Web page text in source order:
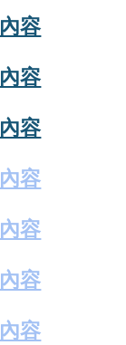
容
容
容
容
容
容
容